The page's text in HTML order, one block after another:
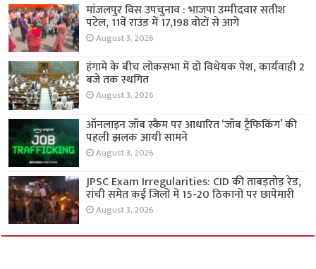
मांजलपुर विस उपचुनाव : भाजपा उम्मीदवार सतीश
पटेल, 11वें राउंड में 17,198 वोटों से आगे
August 3, 2026
हंगामे के बीच लोकसभा में दो विधेयक पेश, कार्यवाही 2
बजे तक स्थगित
August 3, 2026
ऑनलाइन जॉब स्कैम पर आधारित ‘जॉब ट्रैफिकिंग’ की
पहली झलक आयी सामने
August 3, 2026
JPSC Exam Irregularities: CID की ताबड़तोड़ रेड,
रांची समेत कई जिलों में 15-20 ठिकानों पर छापेमारी
August 3, 2026